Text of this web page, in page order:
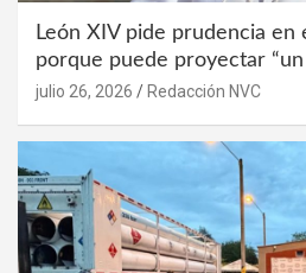
León XIV pide prudencia en
porque puede proyectar
julio 26, 2026 Redacción NVC